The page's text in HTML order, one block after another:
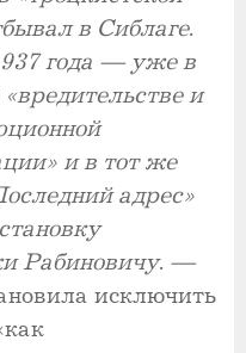
в Сиблаге.
года — уже в
и
и в тот же
адрес»
Рабиновичу. —
исключить